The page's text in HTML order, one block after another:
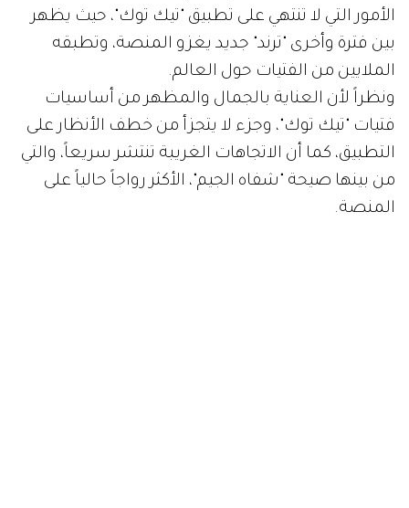
الأمور التي لا تنتهي على تطبيق "تيك توك"، حيث يظهر
بين فترة وأخرى "ترند" جديد يغزو المنصة، وتطبقه
الملايين من الفتيات حول العالم.
ونظراً لأن العناية بالجمال والمظهر من أساسيات
فتيات "تيك توك"، وجزء لا يتجزأ من خطف الأنظار على
التطبيق، كما أن الاتجاهات الغريبة تنتشر سريعاً، والتي
من بينها صيحة "شفاه الجيم"، الأكثر رواجاً حالياً على
المنصة.